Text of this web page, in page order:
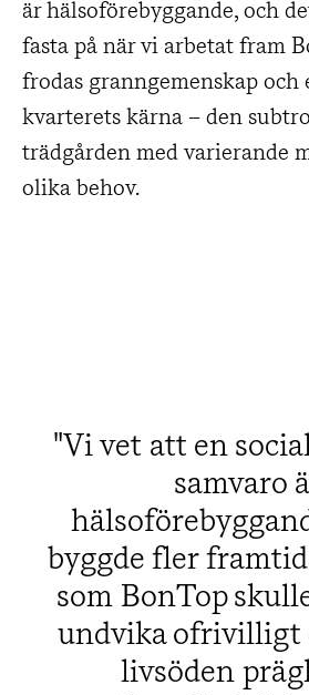
är hälsoförebyggande, och
fasta på när vi arbetat fram
frodas granngemenskap
kvarterets kärna – den
trädgården med varierande
olika behov.
Vi vet att en
samvaro
byggde fler
som BonTop
undvika ofrivilligt
livsöden